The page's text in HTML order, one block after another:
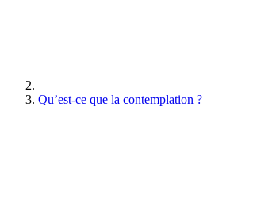
Qu’est-ce que la contemplation ?